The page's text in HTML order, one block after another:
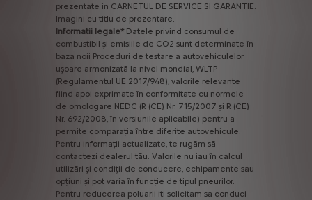
prezentate in CARNETUL DE SERVICE SI GARANTIE.
Imagini cu titlu de prezentare.
Informatii legale* Datele privind consumul de
combustibil și emisiile de CO2 sunt determinate în
baza noii Proceduri de testare a autovehiculelor
ușoare armonizată la nivel mondial, WLTP
(Regulamentul UE 2017/948), valorile relevante
fiind apoi exprimate în conformitate cu normele
de omologare NEDC (R (CE) Nr. 715/2007 și R (CE)
Nr. 692/2008, în versiunile aplicabile) pentru a
permite comparația între diferite autovehicule.
Pentru informații actualizate, te rugăm să
contactezi dealerul tău. Valorile nu iau în calcul
utilizări și condiții de conducere, echipamente sau
opțiuni și pot varia în funcție de tipul pneurilor.
Pentru reducerea poluarii iti solicitam sa conduci